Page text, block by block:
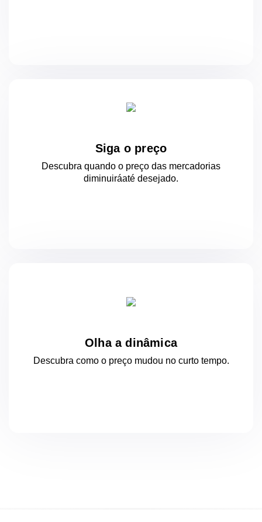
Siga o preço
Descubra quando o preço das mercadorias
diminuiráaté desejado.
Olha a dinâmica
Descubra como o preço mudou no curtotempo.